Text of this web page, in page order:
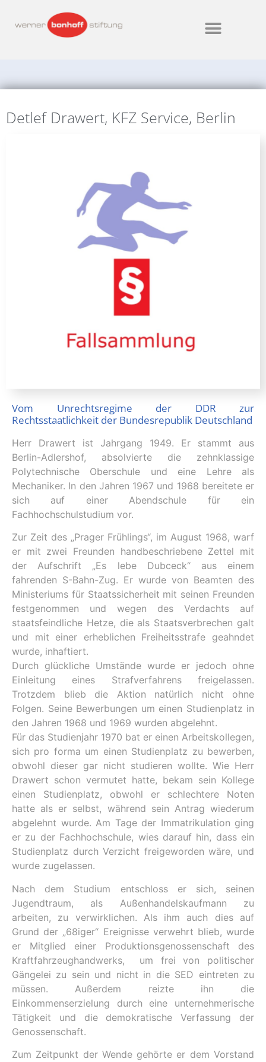
Detlef Drawert, KFZ Service, Berlin
Vom Unrechtsregime der DDR zur
Rechtsstaatlichkeit der Bundesrepublik Deutschland
Herr Drawert ist Jahrgang 1949. Er stammt aus
Berlin-Adlershof, absolvierte die zehnklassige
Polytechnische Oberschule und eine Lehre als
Mechaniker. In den Jahren 1967 und 1968 bereitete er
sich auf einer Abendschule für ein
Fachhochschulstudium vor.
Zur Zeit des „Prager Frühlings“, im August 1968, warf
er mit zwei Freunden handbeschriebene Zettel mit
der Aufschrift „Es lebe Dubceck“ aus einem
fahrenden S-Bahn-Zug. Er wurde von Beamten des
Ministeriums für Staatssicherheit mit seinen Freunden
festgenommen und wegen des Verdachts auf
staatsfeindliche Hetze, die als Staatsverbrechen galt
und mit einer erheblichen Freiheitsstrafe geahndet
wurde, inhaftiert.
Durch glückliche Umstände wurde er jedoch ohne
Einleitung eines Strafverfahrens freigelassen.
Trotzdem blieb die Aktion natürlich nicht ohne
Folgen. Seine Bewerbungen um einen Studienplatz in
den Jahren 1968 und 1969 wurden abgelehnt.
Für das Studienjahr 1970 bat er einen Arbeitskollegen,
sich pro forma um einen Studienplatz zu bewerben,
obwohl dieser gar nicht studieren wollte. Wie Herr
Drawert schon vermutet hatte, bekam sein Kollege
einen Studienplatz, obwohl er schlechtere Noten
hatte als er selbst, während sein Antrag wiederum
abgelehnt wurde. Am Tage der Immatrikulation ging
er zu der Fachhochschule, wies darauf hin, dass ein
Studienplatz durch Verzicht freigeworden wäre, und
wurde zugelassen.
Nach dem Studium entschloss er sich, seinen
Jugendtraum, als Außenhandelskaufmann zu
arbeiten, zu verwirklichen. Als ihm auch dies auf
Grund der „68iger“ Ereignisse verwehrt blieb, wurde
er Mitglied einer Produktionsgenossenschaft des
Kraftfahrzeughandwerks, um frei von politischer
Gängelei zu sein und nicht in die SED eintreten zu
müssen. Außerdem reizte ihn die
Einkommenserzielung durch eine unternehmerische
Tätigkeit und die demokratische Verfassung der
Genossenschaft.
Zum Zeitpunkt der Wende gehörte er dem Vorstand